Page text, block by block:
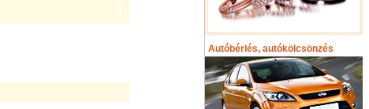
Autóbérlés, autókölcsönzés